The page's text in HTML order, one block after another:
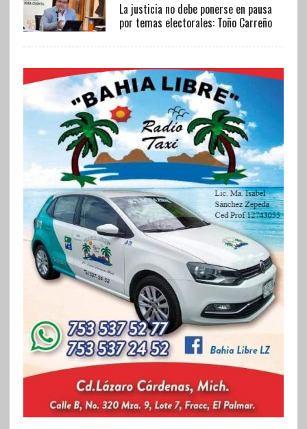
La justicia no debe ponerse en pausa
por temas electorales: Toño Carreño